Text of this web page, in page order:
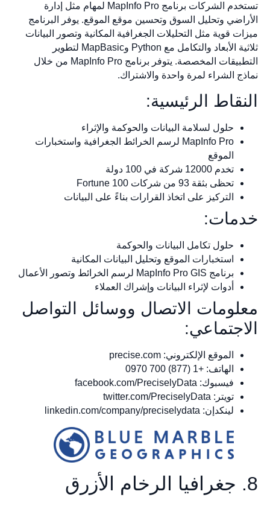
تستخدم الشركات برنامج MapInfo Pro لمهام مثل إدارة
الأراضي وتحليل السوق وتحسين موقع الموقع. يوفر البرنامج
ميزات قوية مثل التحليلات الجغرافية المكانية وتصور البيانات
ثلاثية الأبعاد والتكامل مع Python وMapBasic لتطوير
التطبيقات المخصصة. يتوفر برنامج MapInfo Pro من خلال
نماذج الشراء لمرة واحدة والاشتراك.
النقاط الرئيسية:
حلول لسلامة البيانات والحوكمة والإثراء
MapInfo Pro لرسم الخرائط الجغرافية واستخبارات
الموقع
تخدم 12000 شركة في 100 دولة
تحظى بثقة 93 من شركات Fortune 100
التركيز على اتخاذ القرارات بناءً على البيانات
خدمات:
حلول تكامل البيانات والحوكمة
استخبارات الموقع وتحليل البيانات المكانية
برنامج MapInfo Pro GIS لرسم الخرائط وتصور الأعمال
أدوات لإثراء البيانات وإشراك العملاء
معلومات الاتصال ووسائل التواصل
الاجتماعي:
الموقع الإلكتروني: precise.com
الهاتف: +1 (877) 700 0970
فيسبوك: facebook.com/PreciselyData
تويتر: twitter.com/PreciselyData
لينكدإن: linkedin.com/company/preciselydata
8. جغرافيا الرخام الأزرق